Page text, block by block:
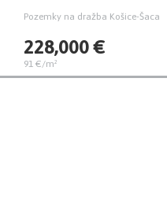
Pozemky na dražba Košice-Šaca
228,000 €
91 €/m²